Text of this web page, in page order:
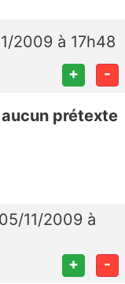
2009 à 17h48
+ -
prétexte
11/2009 à
+ -